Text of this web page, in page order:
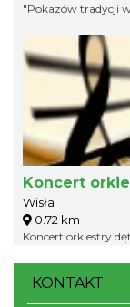
"Pokazów tradycji
Koncert
Wisła
0.72 km
Koncert orkiestry
KONTAKT